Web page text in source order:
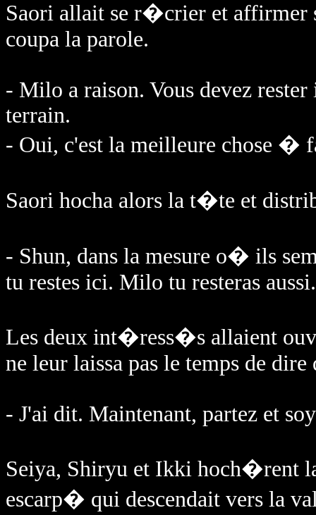
Saori allait se r�crier et affirmer
coupa la parole.
- Milo a raison. Vous devez
terrain.
- Oui, c'est la meilleure chose �
Saori hocha alors la t�te et
- Shun, dans la mesure o� ils
tu restes ici. Milo tu resteras aussi.
Les deux int�ress�s allaient
ne leur laissa pas le temps de
- J'ai dit. Maintenant, partez et
Seiya, Shiryu et Ikki
escarp� qui descendait vers la